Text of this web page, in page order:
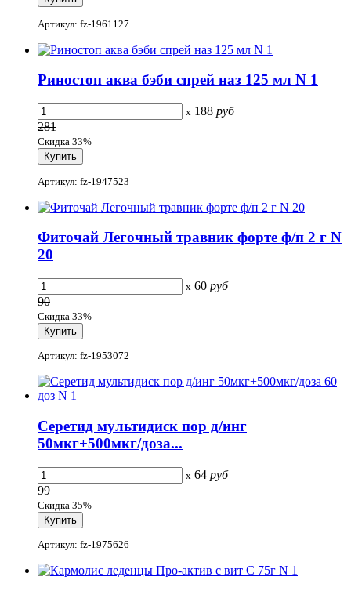
Артикул: fz-1961127
Риностоп аква бэби спрей наз 125 мл N 1
x 188 руб
281
Скидка 33%
Артикул: fz-1947523
Фиточай Легочный травник форте ф/п 2 г N
20
x 60 руб
90
Скидка 33%
Артикул: fz-1953072
Серетид мультидиск пор д/инг
50мкг+500мкг/доза...
x 64 руб
99
Скидка 35%
Артикул: fz-1975626